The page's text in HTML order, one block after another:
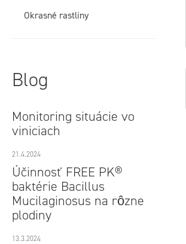
Okrasné rastliny
Blog
Monitoring situácie vo
viniciach
21.4.2024
Účinnosť FREE PK®
baktérie Bacillus
Mucilaginosus na rôzne
plodiny
13.3.2024